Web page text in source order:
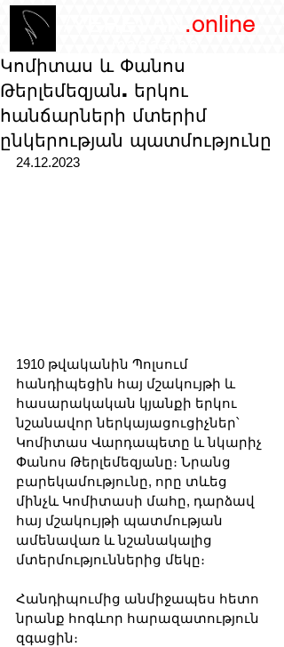
.online
Կոմիտաս և Փանոս
Թերլեմեզյան. երկու
հանճարների մտերիմ
ընկերության պատմությունը
24.12.2023
1910 թվականին Պոլսում
հանդիպեցին հայ մշակույթի և
հասարակական կյանքի երկու
նշանավոր ներկայացուցիչներ՝
Կոմիտաս Վարդապետը և նկարիչ
Փանոս Թերլեմեզյանը։ Նրանց
բարեկամությունը, որը տևեց
մինչև Կոմիտասի մահը, դարձավ
հայ մշակույթի պատմության
ամենավառ և նշանակալից
մտերմություններից մեկը։
Հանդիպումից անմիջապես հետո
նրանք հոգևոր հարազատություն
զգացին։